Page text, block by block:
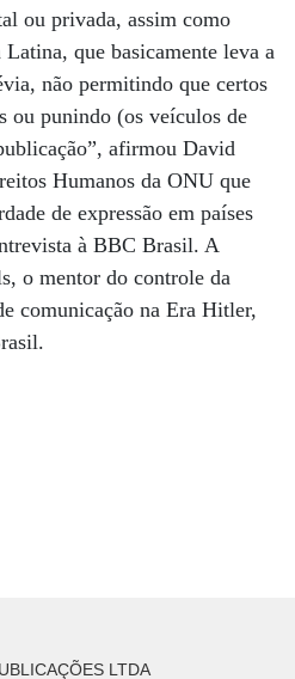
ou privada, assim como
que basicamente leva a
não permitindo que certos
ou punindo (os veículos de
afirmou David
Humanos da ONU que
de expressão em países
à BBC Brasil. A
o mentor do controle da
comunicação na Era Hitler,
LTDA